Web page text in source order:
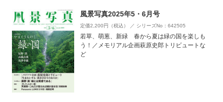
風景写真2025年5・6月号
定価2,200円（税込） ／ シリーズNo：642505
若草、萌葱、新緑 春から夏は緑の国を楽しも
う！／メモリアル企画萩原史郎トリビュートな
ど